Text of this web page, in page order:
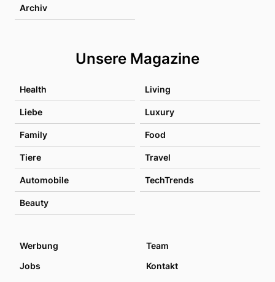
Archiv
Unsere Magazine
Health Living
Liebe Luxury
Family Food
Tiere Travel
Automobile TechTrends
Beauty
Werbung
Team
Jobs
Kontakt